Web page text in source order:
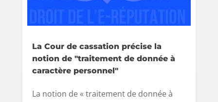
La Cour de cassation précise la
notion de "traitement de donnée à
caractère personnel"
La notion de « traitement de donnée à